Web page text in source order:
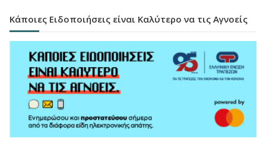
Κάποιες Ειδοποιήσεις είναι Καλύτερο να τις Αγνοείς